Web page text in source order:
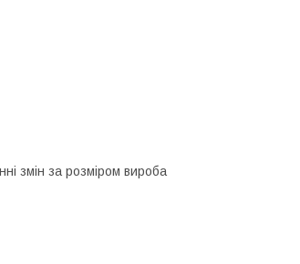
змін за розміром вироба